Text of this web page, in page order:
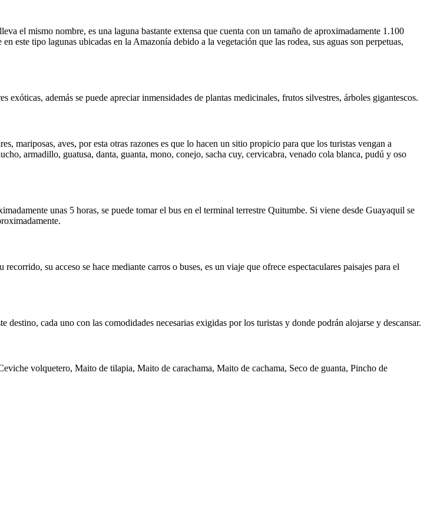
el mismo nombre, es una laguna bastante extensa que cuenta con un tamaño de aproximadamente 1.100
este tipo lagunas ubicadas en la Amazonía debido a la vegetación que las rodea, sus aguas son perpetuas,
además se puede apreciar inmensidades de plantas medicinales, frutos silvestres, árboles gigantescos.
mariposas, aves, por esta otras razones es que lo hacen un sitio propicio para que los turistas vengan a
armadillo, guatusa, danta, guanta, mono, conejo, sacha cuy, cervicabra, venado cola blanca, pudú y oso
unas 5 horas, se puede tomar el bus en el terminal terrestre Quitumbe. Si viene desde Guayaquil se
su acceso se hace mediante carros o buses, es un viaje que ofrece espectaculares paisajes para el
destino, cada uno con las comodidades necesarias exigidas por los turistas y donde podrán alojarse y descansar.
volquetero, Maito de tilapia, Maito de carachama, Maito de cachama, Seco de guanta, Pincho de